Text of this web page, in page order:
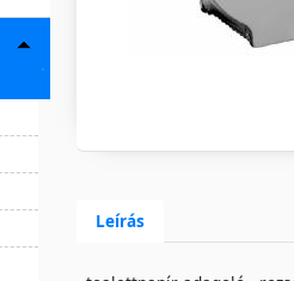
Leírás